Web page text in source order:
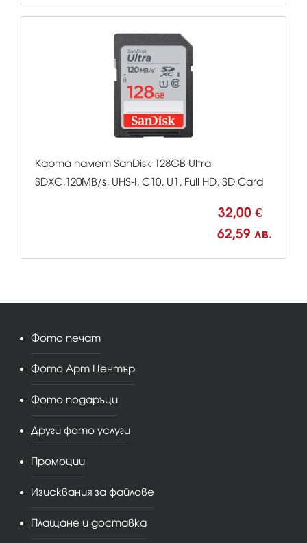
Карта памет SanDisk 128GB Ultra
SDXC,120MB/s, UHS-I, C10, U1, Full HD, SD Card
32,00 €
62,59 лв.
Фото печат
Фото Арт Център
Фото подаръци
Други фото услуги
Промоции
Изисквания за файлове
Плащане и доставка